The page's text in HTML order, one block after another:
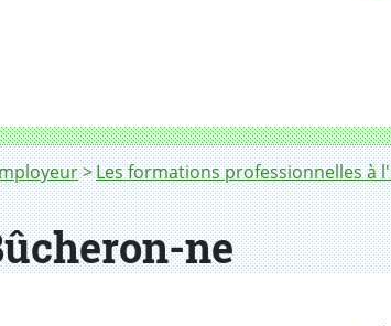
Les formations professionnelles à
ne